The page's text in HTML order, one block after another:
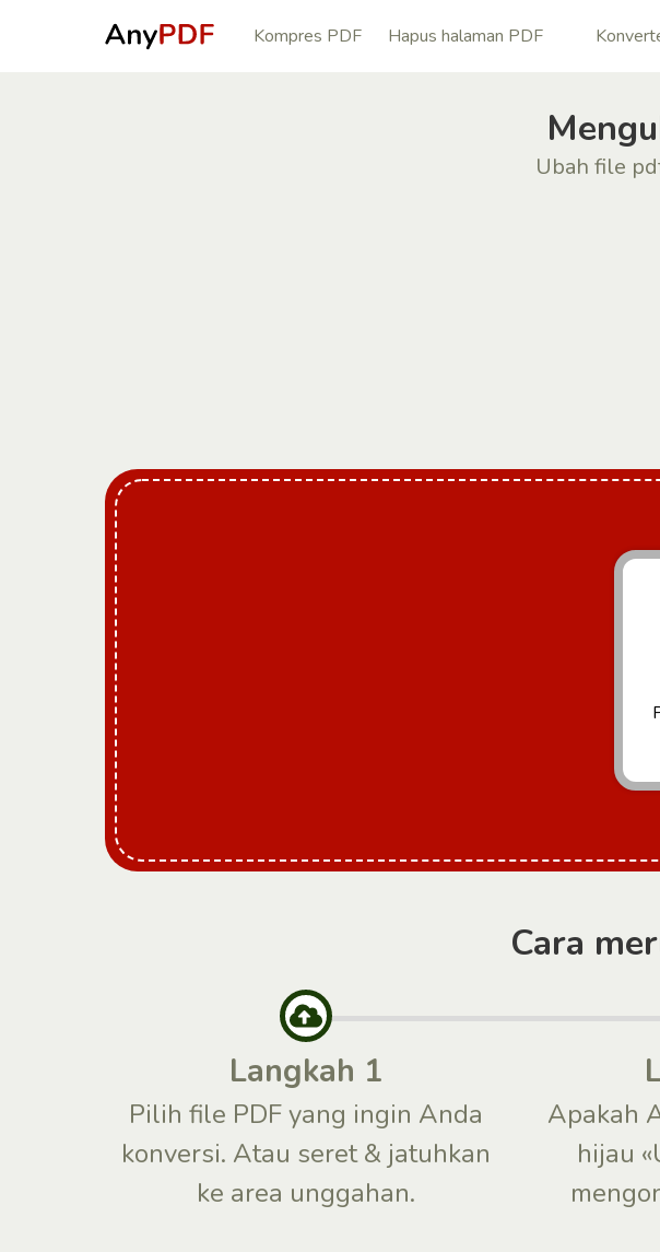
Kompres PDF Hapus halaman PDF
Ubah file
Cara
Langkah 1
Pilih file PDF yang ingin Anda
konversi. Atau seret & jatuhkan
ke area unggahan.
Apakah
hijau